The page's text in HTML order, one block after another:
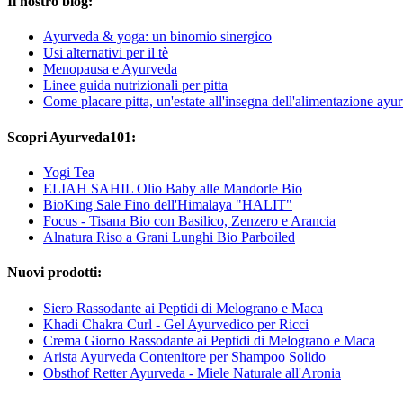
Ayurveda & yoga: un binomio sinergico
Usi alternativi per il tè
Menopausa e Ayurveda
Linee guida nutrizionali per pitta
Come placare pitta, un'estate all'insegna dell'alimentazione
Scopri Ayurveda101:
Yogi Tea
ELIAH SAHIL Olio Baby alle Mandorle Bio
BioKing Sale Fino dell'Himalaya "HALIT"
Focus - Tisana Bio con Basilico, Zenzero e Arancia
Alnatura Riso a Grani Lunghi Bio Parboiled
Nuovi prodotti:
Siero Rassodante ai Peptidi di Melograno e Maca
Khadi Chakra Curl - Gel Ayurvedico per Ricci
Crema Giorno Rassodante ai Peptidi di Melograno e Maca
Arista Ayurveda Contenitore per Shampoo Solido
Obsthof Retter Ayurveda - Miele Naturale all'Aronia